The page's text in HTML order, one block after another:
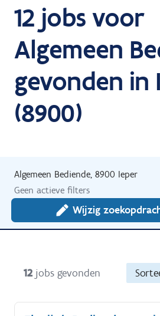
12 jobs voor
Algemeen
gevonden in
(8900)
Algemeen Bediende, 8900 Ieper
Geen actieve filters
Wijzig
12 jobs gevonden